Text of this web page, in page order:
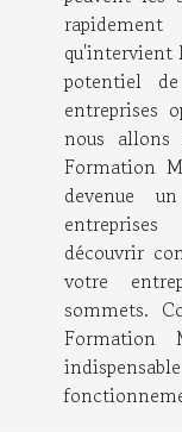
qu'intervient
potentiel
entreprises
nous allons
Formation
devenue
découvrir
votre
sommets.